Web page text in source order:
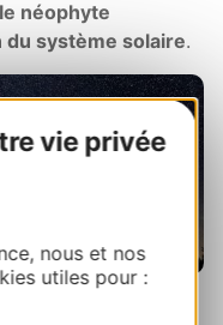
vie privée
nous et nos
utiles pour :
le néophyte
système solaire.